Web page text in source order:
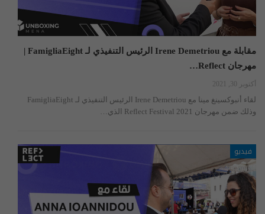
مقابلة مع Irene Demetriou الرئيس التنفيذي لـ FamigliaEight |
مهرجان Reflect…
أكتوبر 30, 2021
لقاء أنبوكسينغ مينا مع Irene Demetriou الرئيس التنفيذي لـ FamigliaEight
وذلك ضمن مهرجان Reflect Festival 2021 الذي…
فيديو